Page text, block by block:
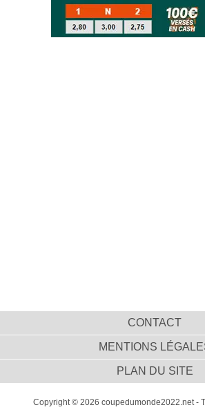
CONTACT
MENTIONS
PLAN DU SITE
Copyright © 2026 coupedumonde2022.net -